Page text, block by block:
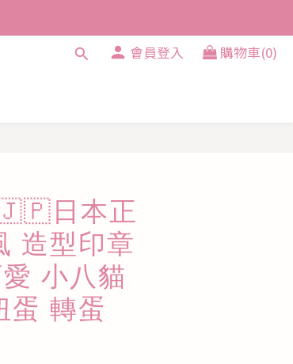
會員登入
購物車(0)
日本正
造型印章
小八貓
蛋 轉蛋